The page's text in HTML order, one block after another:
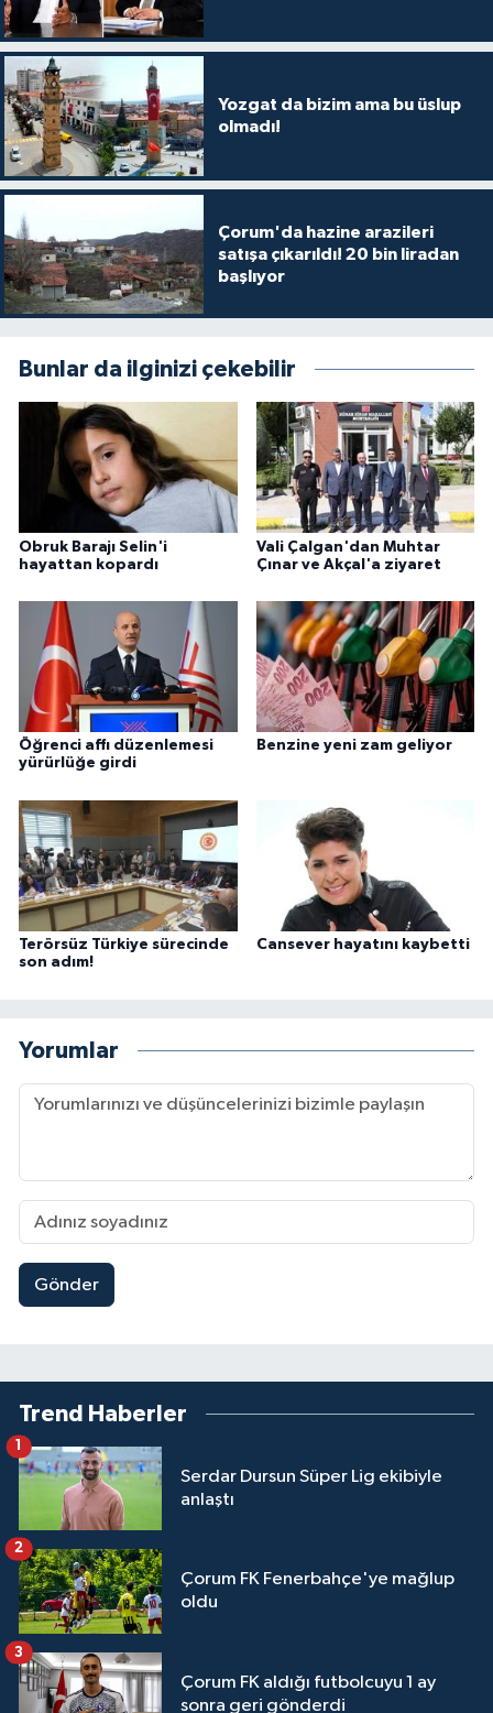
Yozgat da bizim ama bu üslup
olmadı!
Çorum'da hazine arazileri
satışa çıkarıldı! 20 bin liradan
başlıyor
Bunlar da ilginizi çekebilir
Obruk Barajı Selin'i
hayattan kopardı
Vali Çalgan'dan Muhtar
Çınar ve Akçal'a ziyaret
Öğrenci affı düzenlemesi
yürürlüğe girdi
Benzine yeni zam geliyor
Terörsüz Türkiye sürecinde
son adım!
Cansever hayatını kaybetti
Yorumlar
Gönder
Trend Haberler
Serdar Dursun Süper Lig ekibiyle
anlaştı
1
Çorum FK Fenerbahçe'ye mağlup
oldu
2
Çorum FK aldığı futbolcuyu 1 ay
sonra geri gönderdi
3